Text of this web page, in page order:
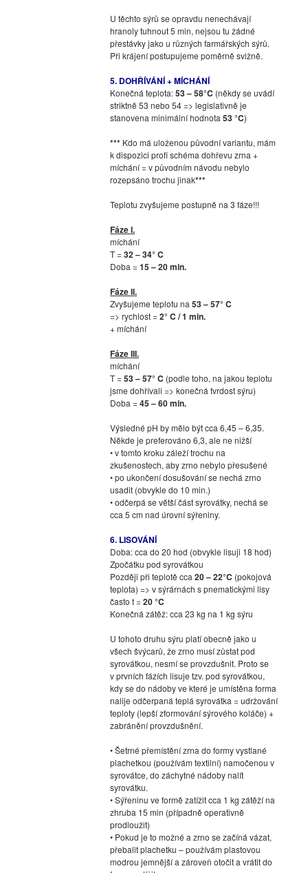
U těchto sýrů se opravdu nenechávají
hranoly tuhnout 5 min, nejsou tu žádné
přestávky jako u různých farmářských sýrů.
Při krájení postupujeme poměrně svižně.
5. DOHŘÍVÁNÍ + MÍCHÁNÍ
Konečná teplota:53 – 58°C (někdy se uvádí
striktně 53 nebo 54 => legislativně je
stanovena minimální hodnota 53 °C)
*** Kdo má uloženou původní variantu, mám
k dispozici profi schéma dohřevu zrna +
míchání = v původním návodu nebylo
rozepsáno trochu jinak***
Teplotu zvyšujeme postupně na 3 fáze!!!
Fáze I.
míchání
T =32 – 34° C
Doba =15 – 20 min.
Fáze II.
Zvyšujeme teplotu na 53 – 57° C
=> rychlost =2° C / 1 min.
+ míchání
Fáze III.
míchání
T =53 – 57° C (podle toho, na jakou teplotu
jsme dohřívali => konečná tvrdost sýru)
Doba =45 – 60 min.
Výsledné pH by mělo být cca 6,45 – 6,35.
Někde je preferováno 6,3, ale ne nižší
• v tomto kroku záleží trochu na
zkušenostech, aby zrno nebylo přesušené
• po ukončení dosušování se nechá zrno
usadit (obvykle do 10 min.)
• odčerpá se větší část syrovátky, nechá se
cca 5 cm nad úrovní sýřeniny.
6. LISOVÁNÍ
Doba: cca do 20 hod (obvykle lisuji 18 hod)
Zpočátku pod syrovátkou
Později při teplotě cca 20 – 22°C (pokojová
teplota) => v sýrárnách s pnematickými lisy
často t =20 °C
Konečná zátěž: cca 23 kg na 1 kg sýru
U tohoto druhu sýru platí obecně jako u
všech švýcarů, že zrno musí zůstat pod
syrovátkou, nesmí se provzdušnit. Proto se
v prvních fázích lisuje tzv. pod syrovátkou,
kdy se do nádoby ve které je umístěna forma
nalije odčerpaná teplá syrovátka = udržování
teploty (lepší zformování sýrového koláče) +
zabránění provzdušnění.
• Šetrné přemístění zrna do formy vystlané
plachetkou (používám textilní) namočenou v
syrovátce, do záchytné nádoby nalít
syrovátku.
• Sýřeninu ve formě zatížit cca 1 kg zátěží na
zhruba 15 min (případně operativně
prodloužit)
• Pokud je to možné a zrno se začíná vázat,
přebalit plachetku – používám plastovou
modrou jemnější a zároveň otočit a vrátit do